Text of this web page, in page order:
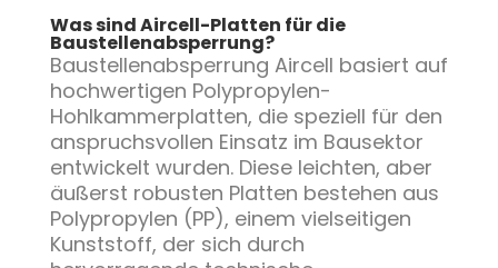
Was sind Aircell-Platten für die
Baustellenabsperrung?
Baustellenabsperrung Aircell basiert auf
hochwertigen Polypropylen-
Hohlkammerplatten, die speziell für den
anspruchsvollen Einsatz im Bausektor
entwickelt wurden. Diese leichten, aber
äußerst robusten Platten bestehen aus
Polypropylen (PP), einem vielseitigen
Kunststoff, der sich durch